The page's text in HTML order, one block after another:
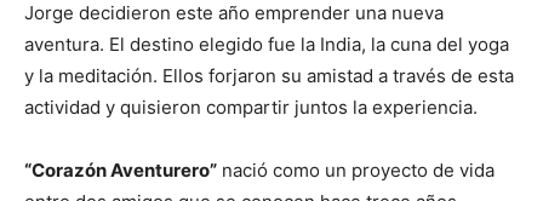
Jorge decidieron este año emprender una nueva
aventura. El destino elegido fue la India, la cuna del yoga
y la meditación. Ellos forjaron su amistad a través de esta
actividad y quisieron compartir juntos la experiencia.
“Corazón Aventurero” nació como un proyecto de vida